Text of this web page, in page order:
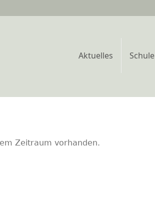
Aktuelles Schule
Zeitraum vorhanden.